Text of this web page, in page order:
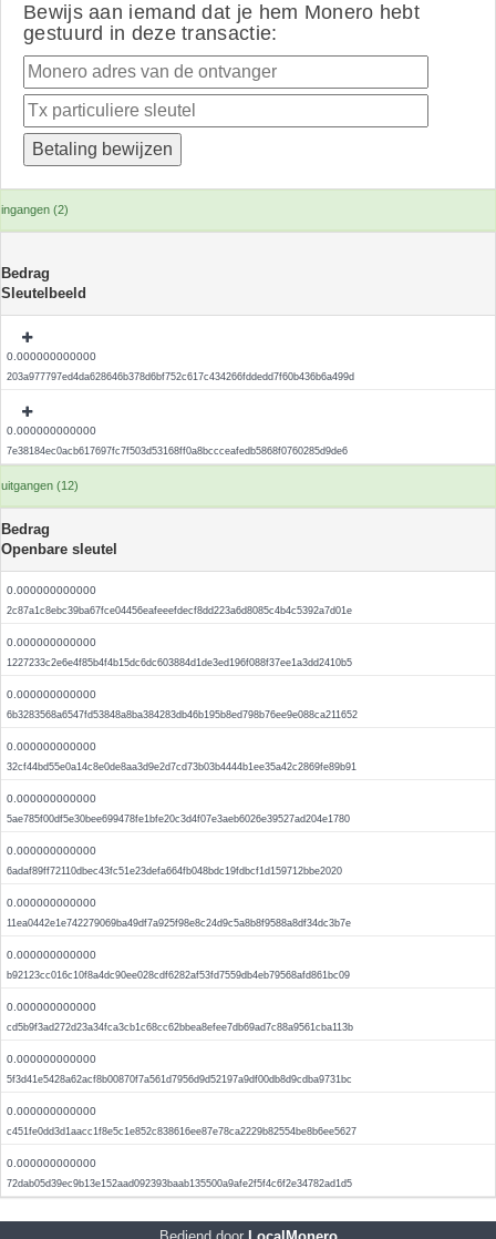
Bewijs aan iemand dat je hem Monero hebt
gestuurd in deze transactie:
ingangen (2)
Bedrag
Sleutelbeeld
0.000000000000
203a977797ed4da628646b378d6bf752c617c434266fddedd7f60b436b6a499d
0.000000000000
7e38184ec0acb617697fc7f503d53168ff0a8bccceafedb5868f0760285d9de6
uitgangen (12)
Bedrag
Openbare sleutel
0.000000000000
2c87a1c8ebc39ba67fce04456eafeeefdecf8dd223a6d8085c4b4c5392a7d01e
0.000000000000
1227233c2e6e4f85b4f4b15dc6dc603884d1de3ed196f088f37ee1a3dd2410b5
0.000000000000
6b3283568a6547fd53848a8ba384283db46b195b8ed798b76ee9e088ca211652
0.000000000000
32cf44bd55e0a14c8e0de8aa3d9e2d7cd73b03b4444b1ee35a42c2869fe89b91
0.000000000000
5ae785f00df5e30bee699478fe1bfe20c3d4f07e3aeb6026e39527ad204e1780
0.000000000000
6adaf89ff72110dbec43fc51e23defa664fb048bdc19fdbcf1d159712bbe2020
0.000000000000
11ea0442e1e742279069ba49df7a925f98e8c24d9c5a8b8f9588a8df34dc3b7e
0.000000000000
b92123cc016c10f8a4dc90ee028cdf6282af53fd7559db4eb79568afd861bc09
0.000000000000
cd5b9f3ad272d23a34fca3cb1c68cc62bbea8efee7db69ad7c88a9561cba113b
0.000000000000
5f3d41e5428a62acf8b00870f7a561d7956d9d52197a9df00db8d9cdba9731bc
0.000000000000
c451fe0dd3d1aacc1f8e5c1e852c838616ee87e78ca2229b82554be8b6ee5627
0.000000000000
72dab05d39ec9b13e152aad092393baab135500a9afe2f5f4c6f2e34782ad1d5